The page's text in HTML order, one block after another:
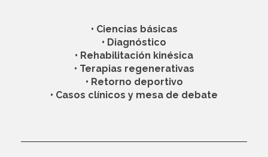
• Ciencias básicas
• Diagnóstico
• Rehabilitación kinésica
• Terapias regenerativas
• Retorno deportivo
• Casos clínicos y mesa de debate